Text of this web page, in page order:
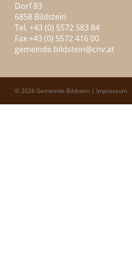
Dorf 83
6858 Bildstein
Tel. +43 (0) 5572 583 84
Fax +43 (0) 5572 416 00
gemeinde.bildstein@cnv.at
© 2026 Gemeinde Bildstein | Impressum